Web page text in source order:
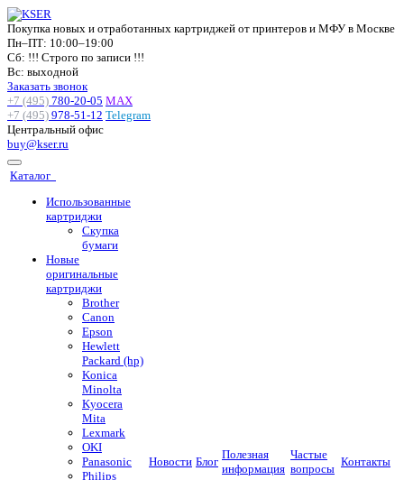
Покупка новых и отработанных картриджей от принтеров и МФУ в Москве
Пн–ПТ: 10:00–19:00
Сб: !!! Строго по записи !!!
Вс: выходной
Заказать звонок
+7 (495) 780-20-05 MAX
+7 (495) 978-51-12 Telegram
Центральный офис
buy@kser.ru
Каталог
Использованные
картриджи
Скупка
бумаги
Новые
оригинальные
картриджи
Brother
Canon
Epson
Hewlett
Packard (hp)
Konica
Minolta
Kyocera
Mita
Lexmark
OKI
Panasonic
Philips
Новости Блог
Полезная
информация
Частые
вопросы
Контакты